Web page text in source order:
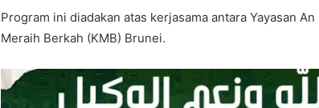
Program ini diadakan atas kerjasama antara Yayasan
Meraih Berkah (KMB) Brunei.